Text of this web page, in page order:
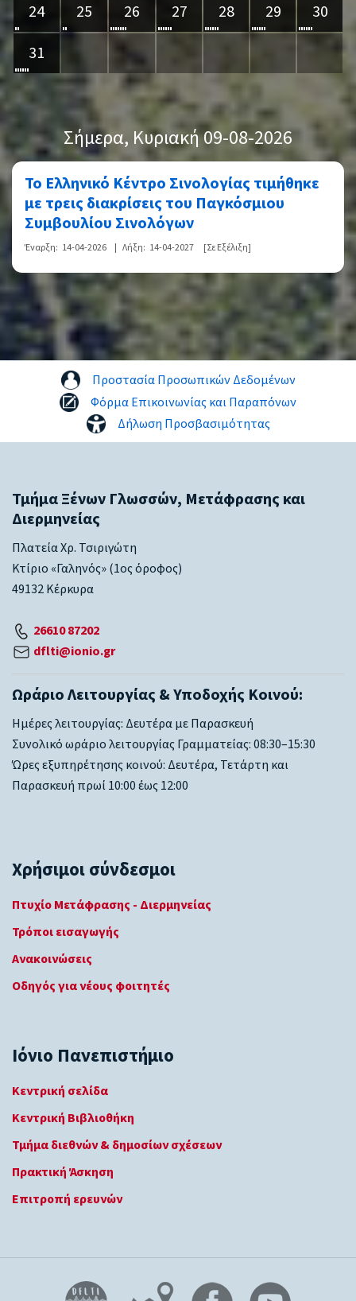
24
25 26 27 28 29
30
31
Σήμερα, Κυριακή 09-08-2026
Το Ελληνικό Κέντρο Σινολογίας τιμήθηκε
με τρεις διακρίσεις του Παγκόσμιου
Συμβουλίου Σινολόγων
Έναρξη: 14-04-2026 | Λήξη: 14-04-2027 [Σε Εξέλιξη]
Προστασία Προσωπικών Δεδομένων
Φόρμα Επικοινωνίας και Παραπόνων
Δήλωση Προσβασιμότητας
Τμήμα Ξένων Γλωσσών, Μετάφρασης και
Διερμηνείας
Πλατεία Χρ. Τσιριγώτη
Κτίριο «Γαληνός» (1ος όροφος)
49132 Κέρκυρα
26610 87202
dflti@ionio.gr
Ωράριο Λειτουργίας & Υποδοχής Κοινού:
Ημέρες λειτουργίας: Δευτέρα με Παρασκευή
Συνολικό ωράριο λειτουργίας Γραμματείας: 08:30–15:30
Ώρες εξυπηρέτησης κοινού: Δευτέρα, Τετάρτη και
Παρασκευή πρωί 10:00 έως 12:00
Χρήσιμοι σύνδεσμοι
Πτυχίο Μετάφρασης - Διερμηνείας
Τρόποι εισαγωγής
Ανακοινώσεις
Οδηγός για νέους φοιτητές
Ιόνιο Πανεπιστήμιο
Κεντρική σελίδα
Κεντρική Βιβλιοθήκη
Τμήμα διεθνών & δημοσίων σχέσεων
Πρακτική Άσκηση
Επιτροπή ερευνών